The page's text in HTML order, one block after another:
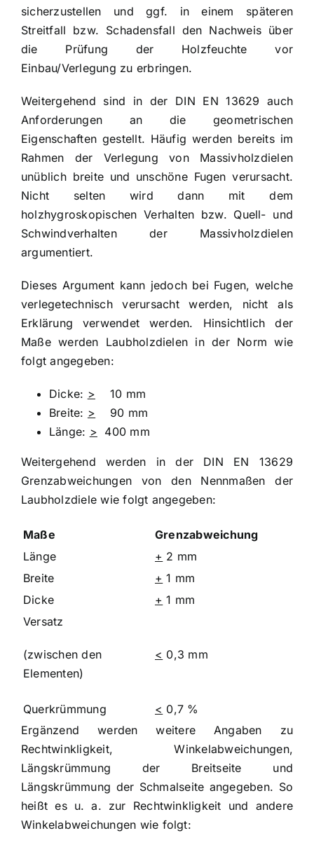
sicherzustellen und ggf. in einem späteren
Streitfall bzw. Schadensfall den Nachweis über
die Prüfung der Holzfeuchte vor
Einbau/Verlegung zu erbringen.
Weitergehend sind in der DIN EN 13629 auch
Anforderungen an die geometrischen
Eigenschaften gestellt. Häufig werden bereits im
Rahmen der Verlegung von Massivholzdielen
unüblich breite und unschöne Fugen verursacht.
Nicht selten wird dann mit dem
holzhygroskopischen Verhalten bzw. Quell- und
Schwindverhalten der Massivholzdielen
argumentiert.
Dieses Argument kann jedoch bei Fugen, welche
verlegetechnisch verursacht werden, nicht als
Erklärung verwendet werden. Hinsichtlich der
Maße werden Laubholzdielen in der Norm wie
folgt angegeben:
Dicke: > 10 mm
Breite: > 90 mm
Länge: > 400 mm
Weitergehend werden in der DIN EN 13629
Grenzabweichungen von den Nennmaßen der
Laubholzdiele wie folgt angegeben:
Maße
Grenzabweichung
Länge
+ 2 mm
Breite
+ 1 mm
Dicke
+ 1 mm
Versatz
(zwischen den
Elementen)
< 0,3 mm
Querkrümmung < 0,7 %
Ergänzend werden weitere Angaben zu
Rechtwinkligkeit, Winkelabweichungen,
Längskrümmung der Breitseite und
Längskrümmung der Schmalseite angegeben. So
heißt es u. a. zur Rechtwinkligkeit und andere
Winkelabweichungen wie folgt: